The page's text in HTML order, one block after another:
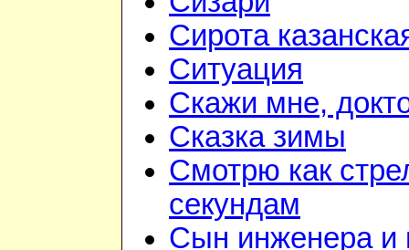
Сирота
Ситуация
Скажи мне,
Сказка зимы
Смотрю как
секундам
Сын инженера и